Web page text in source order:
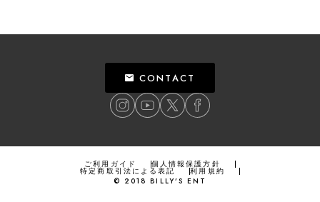
CONTACT
ご利用ガイド 個人情報保護方針
特定商取引法による表記
利用規約
© 2018 BILLY’S ENT